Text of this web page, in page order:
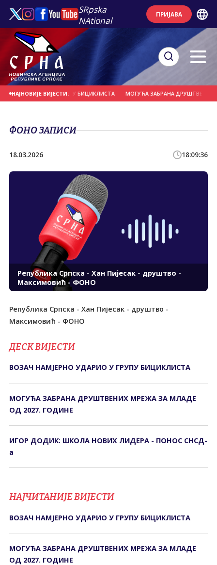
SRpska
NAtional
ПРИЈАВА
НАЈНОВИЈЕ ВИЈЕСТИ:
УДАРИО У ГРУПУ БИЦИКЛИСТА МОГУЋА ЗАБРАНА ДРУШТВЕНИХ
ФОНО ЗАПИСИ
18.03.2026 18:09:36
Република Српска - Хан Пијесак - друштво -
Максимовић - ФОНО
Република Српска - Хан Пијесак - друштво -
Максимовић - ФОНО
ДЕСК ВИЈЕСТИ
ВОЗАЧ НАМЈЕРНО УДАРИО У ГРУПУ БИЦИКЛИСТА
МОГУЋА ЗАБРАНА ДРУШТВЕНИХ МРЕЖА ЗА МЛАДЕ
ОД 2027. ГОДИНЕ
ИГОР ДОДИК: ШКОЛА НОВИХ ЛИДЕРА - ПОНОС СНСД-
а
НАЈЧИТАНИЈЕ ВИЈЕСТИ
ВОЗАЧ НАМЈЕРНО УДАРИО У ГРУПУ БИЦИКЛИСТА
МОГУЋА ЗАБРАНА ДРУШТВЕНИХ МРЕЖА ЗА МЛАДЕ
ОД 2027. ГОДИНЕ